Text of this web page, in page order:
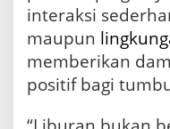
interaksi
maupun
memberikan
positif bagi